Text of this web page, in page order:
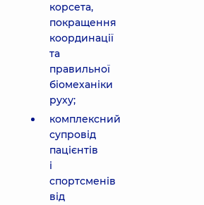
корсета,
покращення
координації
та
правильної
біомеханіки
руху;
комплексний
супровід
пацієнтів
і
спортсменів
від